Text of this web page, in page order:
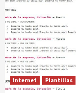
Internet Plantillas